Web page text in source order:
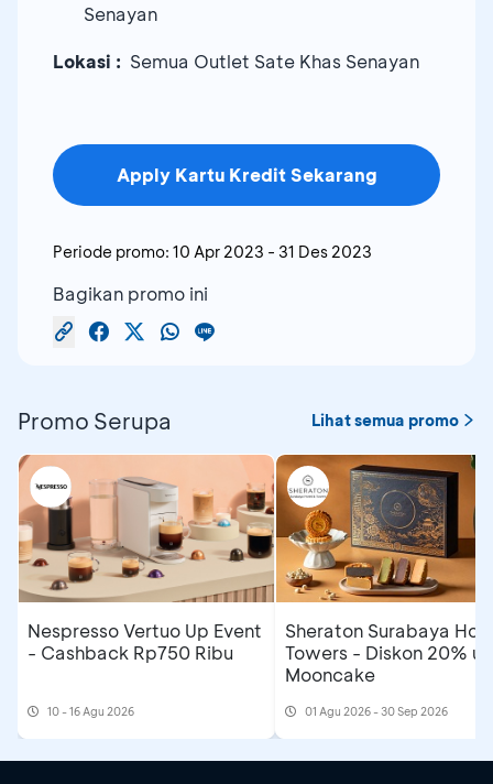
Senayan
Lokasi : Semua Outlet Sate Khas Senayan
Apply Kartu Kredit Sekarang
Periode promo: 10 Apr 2023 - 31 Des 2023
Bagikan promo ini
Promo Serupa Lihat semua promo
Nespresso Vertuo Up Event
- Cashback Rp750 Ribu
10 - 16 Agu 2026
Sheraton Surabaya
Towers - Diskon 20%
Mooncake
01 Agu 2026 - 30 Sep 2026